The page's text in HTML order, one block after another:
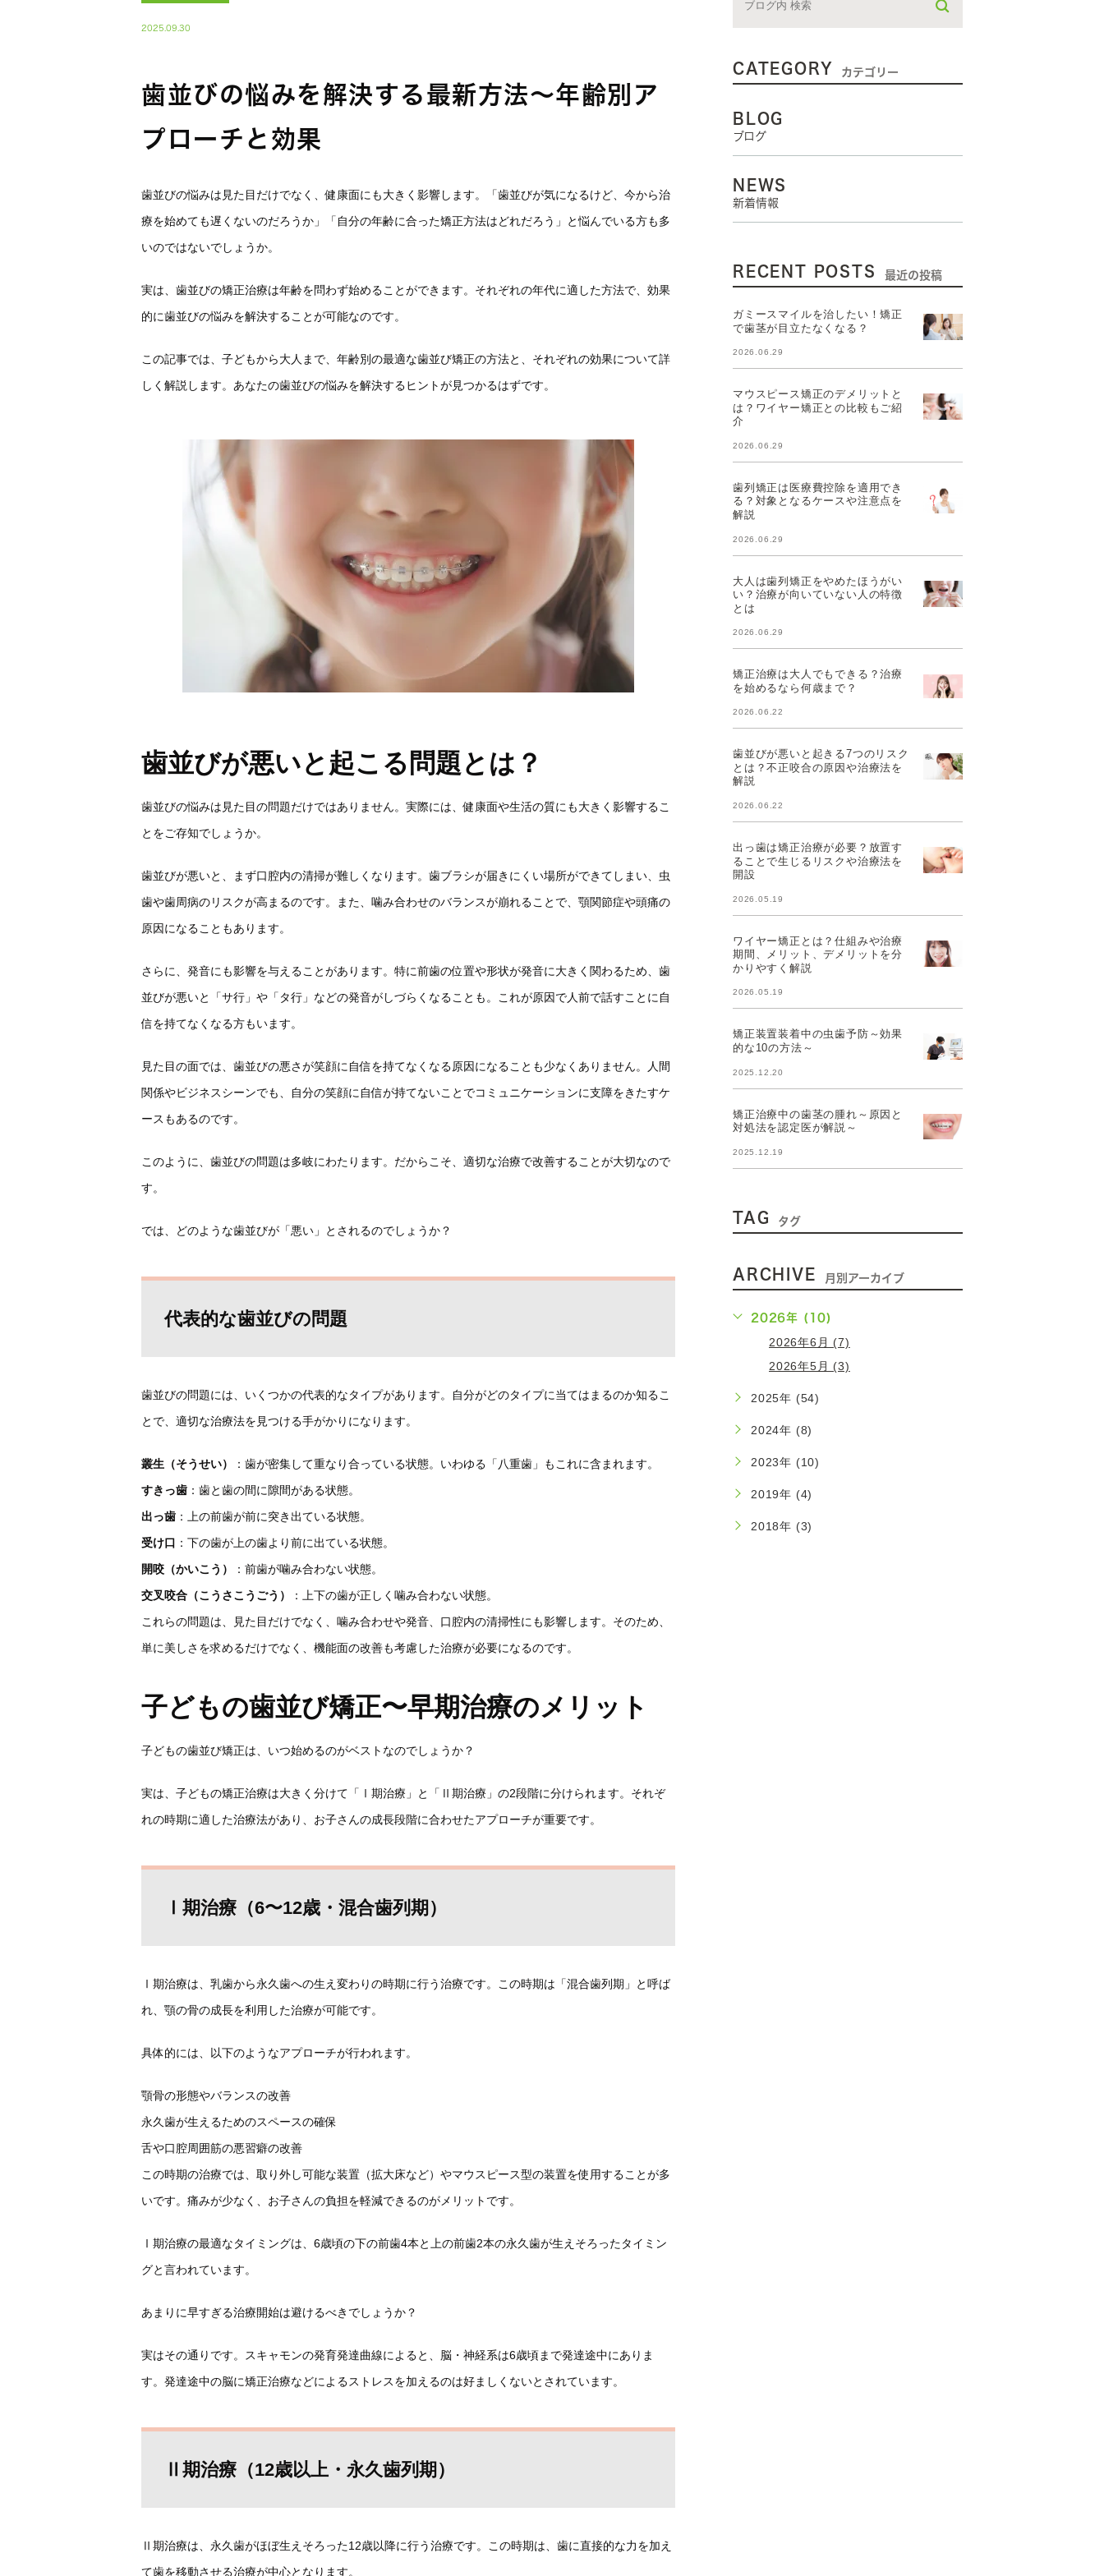
2025.09.30
歯並びの悩みを解決する最新方法〜年齢別ア
プローチと効果
歯並びの悩みは見た目だけでなく、健康面にも大きく影響します。「歯並びが気になるけど、今から治
療を始めても遅くないのだろうか」「自分の年齢に合った矯正方法はどれだろう」と悩んでいる方も多
いのではないでしょうか。
実は、歯並びの矯正治療は年齢を問わず始めることができます。それぞれの年代に適した方法で、効果
的に歯並びの悩みを解決することが可能なのです。
この記事では、子どもから大人まで、年齢別の最適な歯並び矯正の方法と、それぞれの効果について詳
しく解説します。あなたの歯並びの悩みを解決するヒントが見つかるはずです。
歯並びが悪いと起こる問題とは？
歯並びの悩みは見た目の問題だけではありません。実際には、健康面や生活の質にも大きく影響するこ
とをご存知でしょうか。
歯並びが悪いと、まず口腔内の清掃が難しくなります。歯ブラシが届きにくい場所ができてしまい、虫
歯や歯周病のリスクが高まるのです。また、噛み合わせのバランスが崩れることで、顎関節症や頭痛の
原因になることもあります。
さらに、発音にも影響を与えることがあります。特に前歯の位置や形状が発音に大きく関わるため、歯
並びが悪いと「サ行」や「タ行」などの発音がしづらくなることも。これが原因で人前で話すことに自
信を持てなくなる方もいます。
見た目の面では、歯並びの悪さが笑顔に自信を持てなくなる原因になることも少なくありません。人間
関係やビジネスシーンでも、自分の笑顔に自信が持てないことでコミュニケーションに支障をきたすケ
ースもあるのです。
このように、歯並びの問題は多岐にわたります。だからこそ、適切な治療で改善することが大切なので
す。
では、どのような歯並びが「悪い」とされるのでしょうか？
代表的な歯並びの問題
歯並びの問題には、いくつかの代表的なタイプがあります。自分がどのタイプに当てはまるのか知るこ
とで、適切な治療法を見つける手がかりになります。
叢生（そうせい）
：歯が密集して重なり合っている状態。いわゆる「八重歯」もこれに含まれます。
すきっ歯 ：歯と歯の間に隙間がある状態。
出っ歯 ：上の前歯が前に突き出ている状態。
受け口 ：下の歯が上の歯より前に出ている状態。
開咬（かいこう）
：前歯が噛み合わない状態。
交叉咬合（こうさこうごう）
：上下の歯が正しく噛み合わない状態。
これらの問題は、見た目だけでなく、噛み合わせや発音、口腔内の清掃性にも影響します。そのため、
単に美しさを求めるだけでなく、機能面の改善も考慮した治療が必要になるのです。
子どもの歯並び矯正〜早期治療のメリット
子どもの歯並び矯正は、いつ始めるのがベストなのでしょうか？
実は、子どもの矯正治療は大きく分けて「Ⅰ期治療」と「Ⅱ期治療」の2段階に分けられます。それぞ
れの時期に適した治療法があり、お子さんの成長段階に合わせたアプローチが重要です。
Ⅰ期治療（6〜12歳・混合歯列期）
Ⅰ期治療は、乳歯から永久歯への生え変わりの時期に行う治療です。この時期は「混合歯列期」と呼ば
れ、顎の骨の成長を利用した治療が可能です。
具体的には、以下のようなアプローチが行われます。
顎骨の形態やバランスの改善
永久歯が生えるためのスペースの確保
舌や口腔周囲筋の悪習癖の改善
この時期の治療では、取り外し可能な装置（拡大床など）やマウスピース型の装置を使用することが多
いです。痛みが少なく、お子さんの負担を軽減できるのがメリットです。
Ⅰ期治療の最適なタイミングは、6歳頃の下の前歯4本と上の前歯2本の永久歯が生えそろったタイミン
グと言われています。
あまりに早すぎる治療開始は避けるべきでしょうか？
実はその通りです。スキャモンの発育発達曲線によると、脳・神経系は6歳頃まで発達途中にありま
す。発達途中の脳に矯正治療などによるストレスを加えるのは好ましくないとされています。
Ⅱ期治療（12歳以上・永久歯列期）
Ⅱ期治療は、永久歯がほぼ生えそろった12歳以降に行う治療です。この時期は、歯に直接的な力を加え
て歯を移動させる治療が中心となります。
CATEGORY カテゴリー
BLOG
ブログ
NEWS
新着情報
RECENT POSTS 最近の投稿
ガミースマイルを治したい！矯正
で歯茎が目立たなくなる？
2026.06.29
マウスピース矯正のデメリットと
は？ワイヤー矯正との比較もご紹
介
2026.06.29
歯列矯正は医療費控除を適用でき
る？対象となるケースや注意点を
解説
2026.06.29
大人は歯列矯正をやめたほうがい
い？治療が向いていない人の特徴
とは
2026.06.29
矯正治療は大人でもできる？治療
を始めるなら何歳まで？
2026.06.22
歯並びが悪いと起きる7つのリスク
とは？不正咬合の原因や治療法を
解説
2026.06.22
出っ歯は矯正治療が必要？放置す
ることで生じるリスクや治療法を
開設
2026.05.19
ワイヤー矯正とは？仕組みや治療
期間、メリット、デメリットを分
かりやすく解説
2026.05.19
矯正装置装着中の虫歯予防～効果
的な10の方法～
2025.12.20
矯正治療中の歯茎の腫れ～原因と
対処法を認定医が解説～
2025.12.19
TAG タグ
ARCHIVE 月別アーカイブ
2026年 (10)
2026年6月 (7)
2026年5月 (3)
2025年 (54)
2024年 (8)
2023年 (10)
2019年 (4)
2018年 (3)